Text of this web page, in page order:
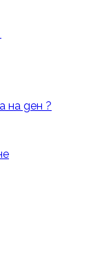
на ден ?